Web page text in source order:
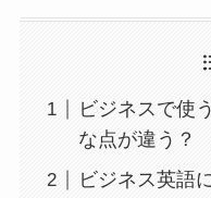
ビジネスで使
な点が違う？
ビジネス英語